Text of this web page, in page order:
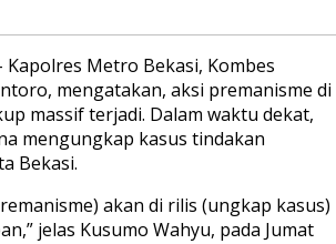
Kapolres Metro Bekasi, Kombes
mengatakan, aksi premanisme di
massif terjadi. Dalam waktu dekat,
mengungkap kasus tindakan
Bekasi.
akan di rilis (ungkap kasus)
jelas Kusumo Wahyu, pada Jumat